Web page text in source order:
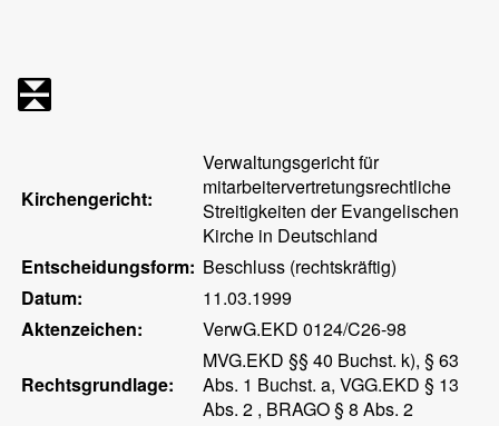
Kirchengericht:
Verwaltungsgericht für
mitarbeitervertretungsrechtliche
Streitigkeiten der Evangelischen
Kirche in Deutschland
Entscheidungsform: Beschluss (rechtskräftig)
Datum:
11.03.1999
Aktenzeichen:
VerwG.EKD 0124/C26-98
Rechtsgrundlage:
MVG.EKD §§ 40 Buchst. k), § 63
Abs. 1 Buchst. a, VGG.EKD § 13
Abs. 2 , BRAGO § 8 Abs. 2